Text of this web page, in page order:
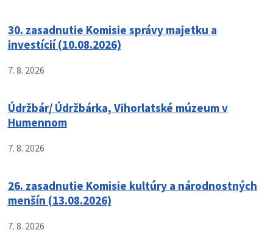
30. zasadnutie Komisie správy majetku a
investícií (10.08.2026)
7. 8. 2026
Údržbár/ Údržbárka, Vihorlatské múzeum v
Humennom
7. 8. 2026
26. zasadnutie Komisie kultúry a národnostných
menšín (13.08.2026)
7. 8. 2026